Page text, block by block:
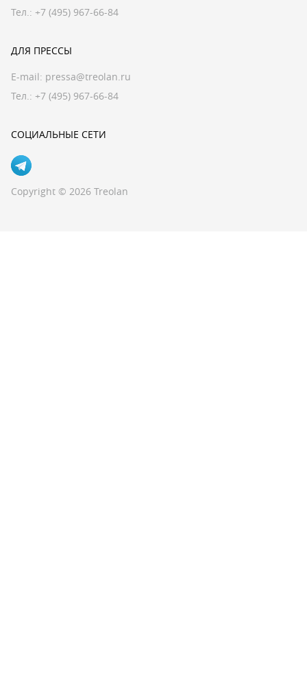
Тел.: +7 (495) 967-66-84
ДЛЯ ПРЕССЫ
E-mail: pressa@treolan.ru
Тел.: +7 (495) 967-66-84
СОЦИАЛЬНЫЕ СЕТИ
Copyright © 2026 Treolan